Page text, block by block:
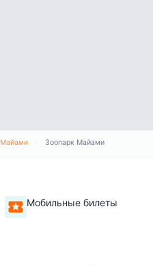
Майами Зоопарк Майами
Мобильные билеты